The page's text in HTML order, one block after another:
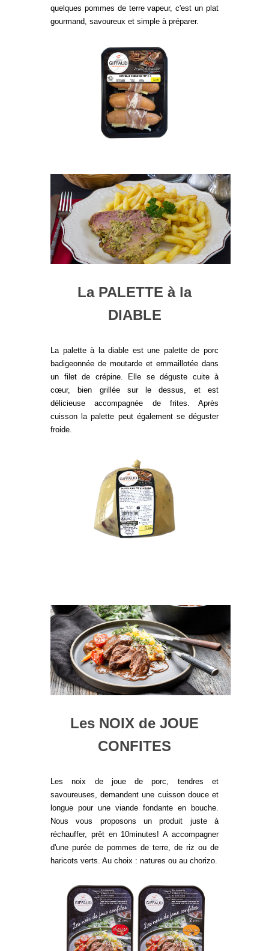
quelques pommes de terre vapeur, c'est un plat
gourmand, savoureux et simple à préparer.
La PALETTE à la
DIABLE
La palette à la diable est une palette de porc
badigeonnée de moutarde et emmaillotée dans
un filet de crépine. Elle se déguste cuite à
cœur, bien grillée sur le dessus, et est
délicieuse accompagnée de frites. Après
cuisson la palette peut également se déguster
froide.
Les NOIX de JOUE
CONFITES
Les noix de joue de porc, tendres et
savoureuses, demandent une cuisson douce et
longue pour une viande fondante en bouche.
Nous vous proposons un produit juste à
réchauffer, prêt en 10minutes! A accompagner
d'une purée de pommes de terre, de riz ou de
haricots verts. Au choix : natures ou au chorizo.